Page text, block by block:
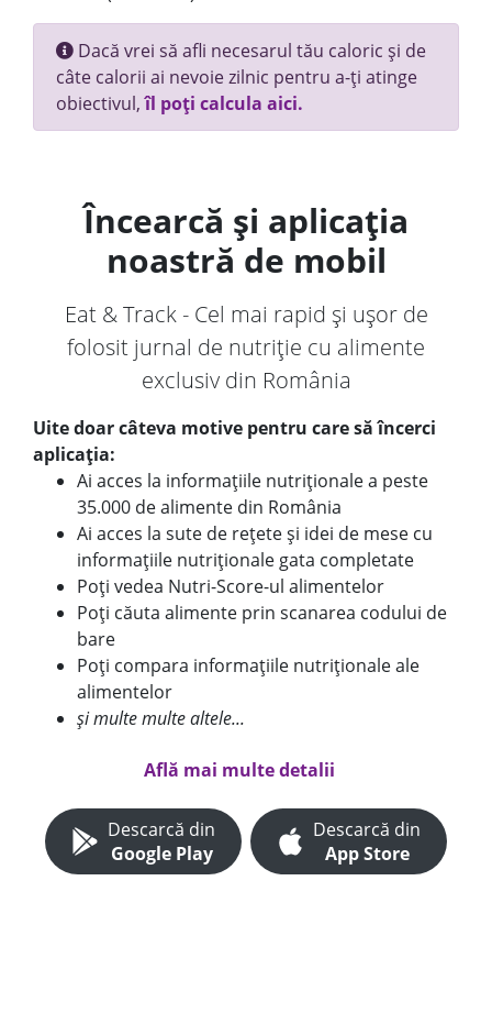
Dacă vrei să afli necesarul tău caloric și de
câte calorii ai nevoie zilnic pentru a-ți atinge
obiectivul,îl poți calcula aici.
Încearcă și aplicația
noastră de mobil
Eat & Track - Cel mai rapid și ușor de
folosit jurnal de nutriție cu alimente
exclusiv din România
Uite doar câteva motive pentru care să încerci
aplicația:
Ai acces la informațiile nutriționale a peste
35.000 de alimente din România
Ai acces la sute de rețete și idei de mese cu
informațiile nutriționale gata completate
Poți vedea Nutri-Score-ul alimentelor
Poți căuta alimente prin scanarea codului de
bare
Poți compara informațiile nutriționale ale
alimentelor
și multe multe altele...
Află mai multe detalii
Descarcă din
Google Play
Descarcă din
App Store